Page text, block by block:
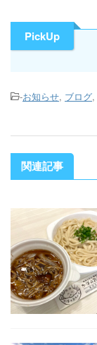
PickUp
-お知らせ, ブログ,
関連記事